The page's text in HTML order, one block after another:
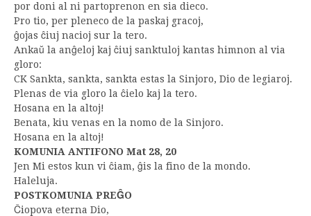
por doni al ni partoprenon en sia dieco.
Pro tio, per pleneco de la paskaj gracoj,
ĝojas ĉiuj nacioj sur la tero.
Ankaŭ la anĝeloj kaj ĉiuj sanktuloj kantas himnon al via
gloro:
CK Sankta, sankta, sankta estas la Sinjoro, Dio de legiaroj.
Plenas de via gloro la ĉielo kaj la tero.
Hosana en la altoj!
Benata, kiu venas en la nomo de la Sinjoro.
Hosana en la altoj!
KOMUNIA ANTIFONO Mat 28, 20
Jen Mi estos kun vi ĉiam, ĝis la fino de la mondo.
Haleluja.
POSTKOMUNIA PREĜO
Ĉiopova eterna Dio,